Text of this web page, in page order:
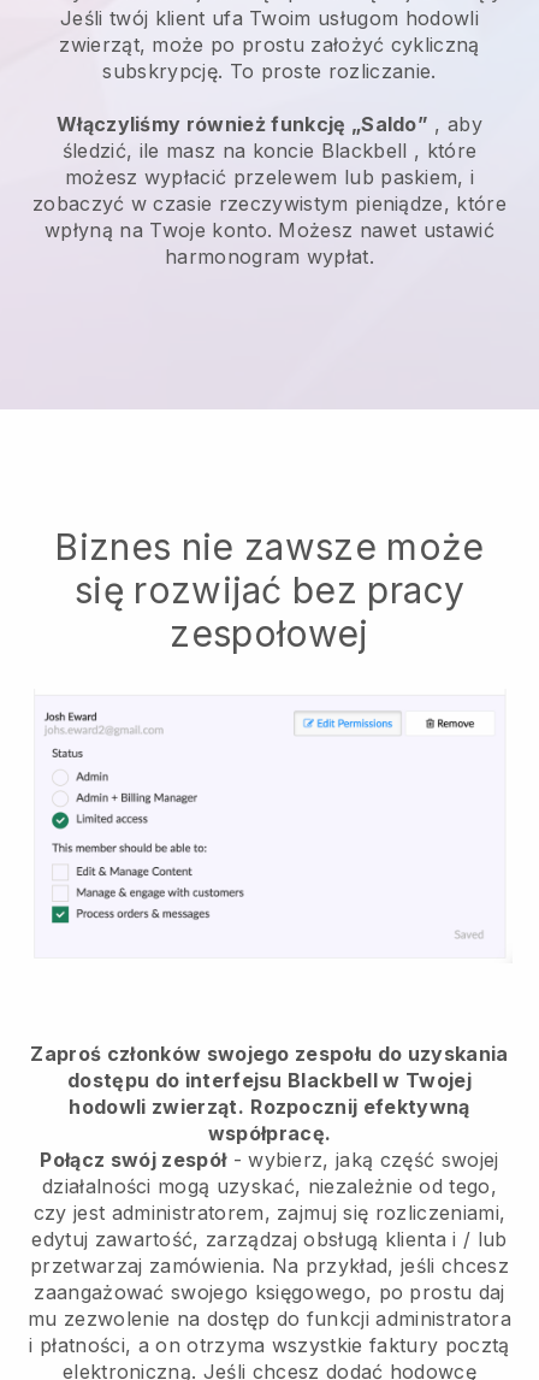
Jeśli twój klient ufa Twoim usługom hodowli
zwierząt, może po prostu założyć cykliczną
subskrypcję. To proste rozliczanie.
Włączyliśmy również funkcję „Saldo” , aby
śledzić, ile masz na koncie Blackbell , które
możesz wypłacić przelewem lub paskiem, i
zobaczyć w czasie rzeczywistym pieniądze, które
wpłyną na Twoje konto. Możesz nawet ustawić
harmonogram wypłat.
Biznes nie zawsze może
się rozwijać bez pracy
zespołowej
Zaproś członków swojego zespołu do uzyskania
dostępu do interfejsu Blackbell w Twojej
hodowli zwierząt. Rozpocznij efektywną
współpracę.
Połącz swój zespół- wybierz, jaką część swojej
działalności mogą uzyskać, niezależnie od tego,
czy jest administratorem, zajmuj się rozliczeniami,
edytuj zawartość, zarządzaj obsługą klienta i / lub
przetwarzaj zamówienia. Na przykład, jeśli chcesz
zaangażować swojego księgowego, po prostu daj
mu zezwolenie na dostęp do funkcji administratora
i płatności, a on otrzyma wszystkie faktury pocztą
elektroniczną. Jeśli chcesz dodać hodowcę